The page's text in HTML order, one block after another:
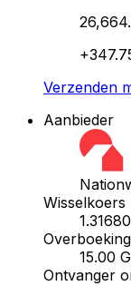
Verzenden
Aanbieder
Wisselkoers
15.00
Ontvanger